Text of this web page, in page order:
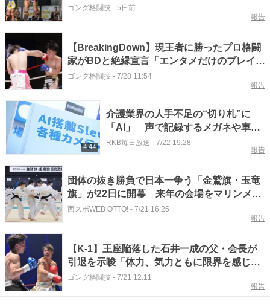
「未来に投資する」取り組みが現実のものに
ゴング格闘技 - 5日前
報告
【BreakingDown】現王者に勝ったプロ格闘
家がBDと絶縁宣言「エンタメだけのブレイキ
ングダウンは二度と出ません」
ゴング格闘技 - 7/28 11:54
報告
4:44
介護業界の人手不足の“切り札”に
「AI」 声で記録するメガネや車い
すのまま入れるお風呂も 最新機器
RKB毎日放送 - 7/22 19:28
報告
団体の抜き勝負で日本一争う「金鷲旗・玉竜
旗」が22日に開幕 来年の会場をマリンメッ
セ福岡に移転
西スポWEB OTTO! - 7/21 16:25
報告
【K-1】王座陥落した石井一成の父・会長が
引退を示唆「体力、気力ともに限界を感じた
試合でした。これ以上は、長い第二の人生に
ゴング格闘技 - 7/21 12:11
報告